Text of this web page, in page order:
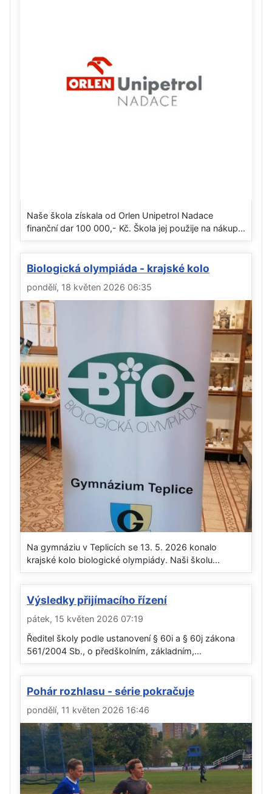
Naše škola získala od Orlen Unipetrol Nadace
finanční dar 100 000,- Kč. Škola jej použije na nákup...
Biologická olympiáda - krajské kolo
pondělí, 18 květen 2026 06:35
Na gymnáziu v Teplicích se 13. 5. 2026 konalo
krajské kolo biologické olympiády. Naši školu...
Výsledky přijímacího řízení
pátek, 15 květen 2026 07:19
Ředitel školy podle ustanovení § 60i a § 60j zákona
561/2004 Sb., o předškolním, základním,...
Pohár rozhlasu - série pokračuje
pondělí, 11 květen 2026 16:46